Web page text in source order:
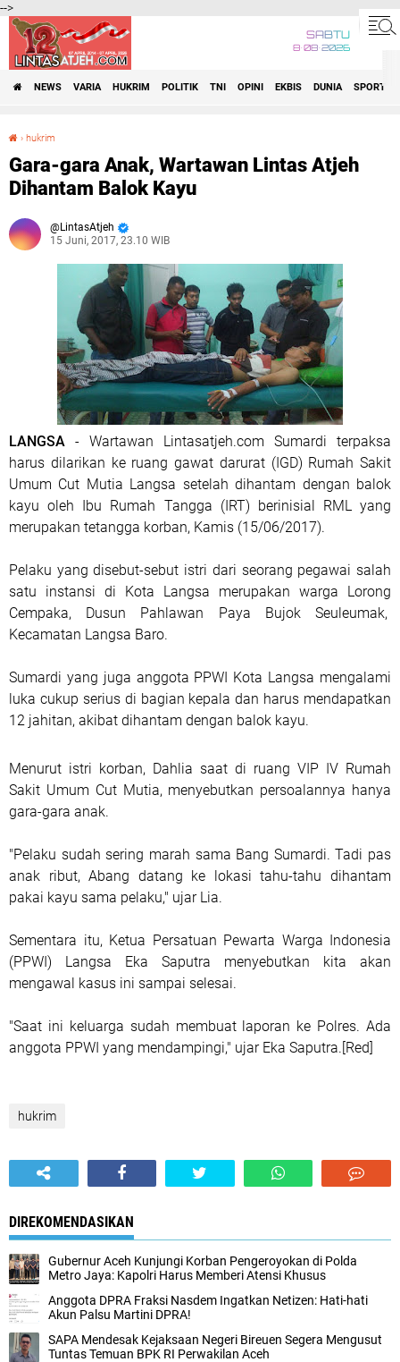
-->
SABTU
8•08•2026
NEWS VARIA HUKRIM POLITIK TNI OPINI EKBIS DUNIA SPORT
› hukrim
Gara-gara Anak, Wartawan Lintas Atjeh
Dihantam Balok Kayu
LintasAtjeh
15 Juni, 2017, 23.10 WIB
LANGSA - Wartawan Lintasatjeh.com Sumardi terpaksa
harus dilarikan ke ruang gawat darurat (IGD) Rumah Sakit
Umum Cut Mutia Langsa setelah dihantam dengan balok
kayu oleh Ibu Rumah Tangga (IRT) berinisial RML yang
merupakan tetangga korban, Kamis (15/06/2017).
Pelaku yang disebut-sebut istri dari seorang pegawai salah
satu instansi di Kota Langsa merupakan warga Lorong
Cempaka, Dusun Pahlawan Paya Bujok Seuleumak,
Kecamatan Langsa Baro.
Sumardi yang juga anggota PPWI Kota Langsa mengalami
luka cukup serius di bagian kepala dan harus mendapatkan
12 jahitan, akibat dihantam dengan balok kayu.
Menurut istri korban, Dahlia saat di ruang VIP IV Rumah
Sakit Umum Cut Mutia, menyebutkan persoalannya hanya
gara-gara anak.
"Pelaku sudah sering marah sama Bang Sumardi. Tadi pas
anak ribut, Abang datang ke lokasi tahu-tahu dihantam
pakai kayu sama pelaku," ujar Lia.
Sementara itu, Ketua Persatuan Pewarta Warga Indonesia
(PPWI) Langsa Eka Saputra menyebutkan kita akan
mengawal kasus ini sampai selesai.
"Saat ini keluarga sudah membuat laporan ke Polres. Ada
anggota PPWI yang mendampingi," ujar Eka Saputra.[Red]
hukrim
DIREKOMENDASIKAN
Gubernur Aceh Kunjungi Korban Pengeroyokan di Polda
Metro Jaya: Kapolri Harus Memberi Atensi Khusus
Anggota DPRA Fraksi Nasdem Ingatkan Netizen: Hati-hati
Akun Palsu Martini DPRA!
SAPA Mendesak Kejaksaan Negeri Bireuen Segera Mengusut
Tuntas Temuan BPK RI Perwakilan Aceh